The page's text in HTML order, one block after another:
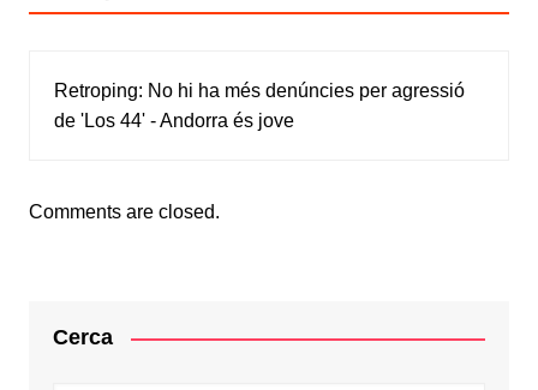
Retroping: No hi ha més denúncies per agressió
de 'Los 44' - Andorra és jove
Comments are closed.
Cerca